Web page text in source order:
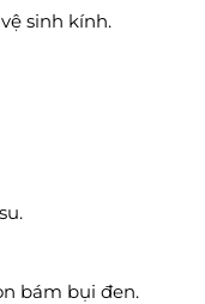
sinh kính.
bám bụi đen.